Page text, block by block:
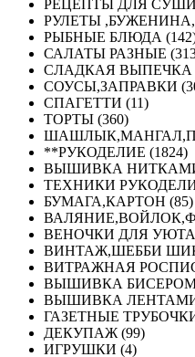
РЕЦЕПТЫ ДЛЯ
РУЛЕТЫ
РЫБНЫЕ БЛЮДА
САЛАТЫ РАЗНЫЕ
СЛАДКАЯ ВЫПЕЧКА
СОУСЫ,ЗАПРАВКИ
СПАГЕТТИ (11)
ТОРТЫ (360)
**РУКОДЕЛИЕ (1824)
ВЫШИВКА НИТКАМИ
ТЕХНИКИ
БУМАГА,КАРТОН (85)
ВЕНОЧКИ ДЛЯ УЮТА
ВИНТАЖ,ШЕББИ
ВИТРАЖНАЯ
ВЫШИВКА БИСЕРОМ
ВЫШИВКА ЛЕНТАМИ
ГАЗЕТНЫЕ
ДЕКУПАЖ (99)
ИГРУШКИ (4)